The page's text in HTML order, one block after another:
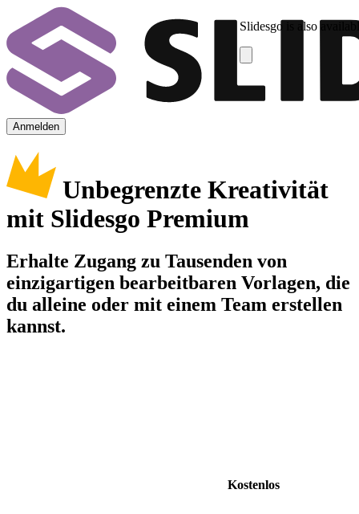
Slidesgo is also
Anmelden
Unbegrenzte Kreativität
mit Slidesgo Premium
Erhalte Zugang zu Tausenden von
einzigartigen bearbeitbaren Vorlagen, die
du alleine oder mit einem Team erstellen
kannst.
Kostenlos